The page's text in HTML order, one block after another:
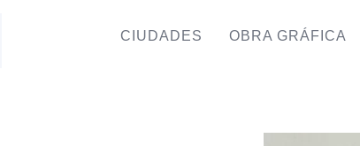
CIUDADES OBRA GRÁFICA